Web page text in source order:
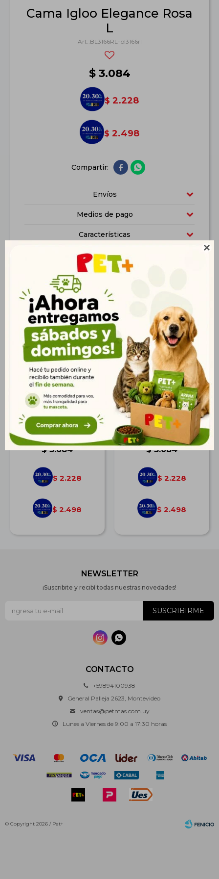

Cama Igloo Elegance Rosa
L
BL3166RL-bl3166rl
$ 3.084
$ 2.228
$ 2.498
 
Envíos
Medios de pago
Características
Productos que te pueden interesar
Bolso Transportador
Dúo Rojo
$ 3.084
$ 2.228
$ 2.498
Bolso Transportador
Dúo Mostaza
$ 3.084
$ 2.228
$ 2.498
CONTACTO
+59894100938
General Palleja 2623, Montevideo
ventas@petmas.com.uy
Lunes a Viernes de 9:00 a 17:30 horas
NEWSLETTER
¡Suscribite y recibí todas nuestras novedades!
SUSCRIBIRME
 
© Copyright 2026 / Pet+